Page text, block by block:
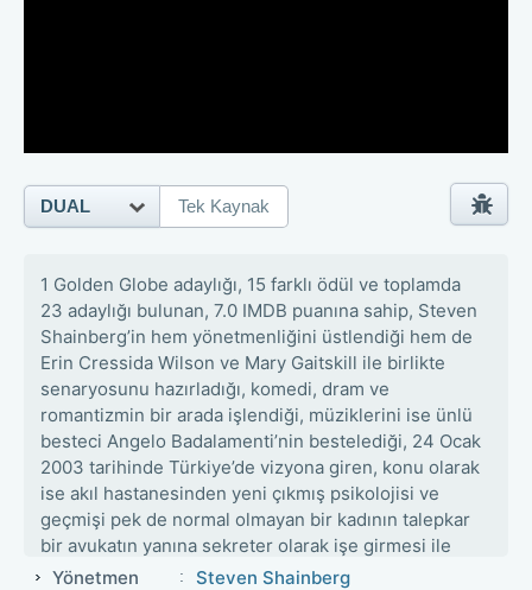
1 Golden Globe adaylığı, 15 farklı ödül ve toplamda
23 adaylığı bulunan, 7.0 IMDB puanına sahip, Steven
Shainberg’in hem yönetmenliğini üstlendiği hem de
Erin Cressida Wilson ve Mary Gaitskill ile birlikte
senaryosunu hazırladığı, komedi, dram ve
romantizmin bir arada işlendiği, müziklerini ise ünlü
besteci Angelo Badalamenti’nin bestelediği, 24 Ocak
2003 tarihinde Türkiye’de vizyona giren, konu olarak
ise akıl hastanesinden yeni çıkmış psikolojisi ve
geçmişi pek de normal olmayan bir kadının talepkar
bir avukatın yanına sekreter olarak işe girmesi ile
işveren çalışan ilişkisinin kısa süre içinde cinsel ve
Yönetmen Steven Shainberg
DUAL Tek Kaynak